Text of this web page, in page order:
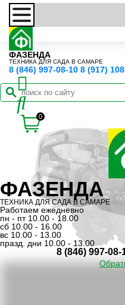
ФАЗЕНДА
ТЕХНИКА ДЛЯ САДА В САМАРЕ
8 (846) 997-08-10 8 (917)
0
ФАЗЕНДА
ТЕХНИКА ДЛЯ САДА В САМАРЕ
Работаем ежедневно
пн - пт 10.00 - 18.00
сб 10.00 - 16.00
вс 10.00 - 13.00
празд. дни 10.00 - 13.00
8 (846) 997-08-